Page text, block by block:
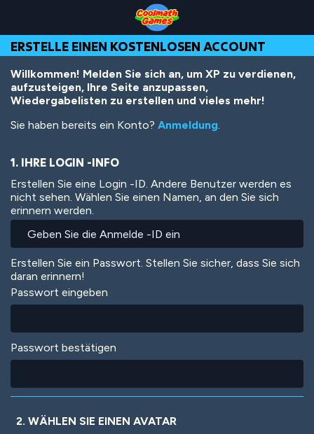
Top
of
Page
Navigation
Main
Content
Footer
Inhalt
ERSTELLE EINEN KOSTENLOSEN ACCOUNT
Willkommen! Melden Sie sich an, um XP zu verdienen,
aufzusteigen, Ihre Seite anzupassen,
Wiedergabelisten zu erstellen und vieles mehr!
Sie haben bereits ein Konto? Anmeldung.
1. IHRE LOGIN -INFO
Erstellen Sie eine Login -ID. Andere Benutzer werden es
nicht sehen. Wählen Sie einen Namen, an den Sie sich
erinnern werden.
Erstellen Sie ein Passwort. Stellen Sie sicher, dass Sie sich
daran erinnern!
Passwort eingeben
Passwort bestätigen
2. WÄHLEN SIE EINEN AVATAR